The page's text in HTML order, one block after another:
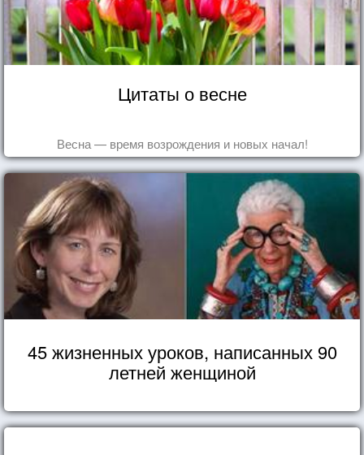
Цитаты о весне
Весна — время возрождения и новых начал!
45 жизненных уроков, написанных 90
летней женщиной